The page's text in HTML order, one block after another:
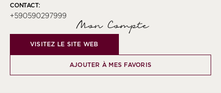
CONTACT:
+590590297999
Mon Compte
VISITEZ LE SITE WEB
AJOUTER À MES FAVORIS